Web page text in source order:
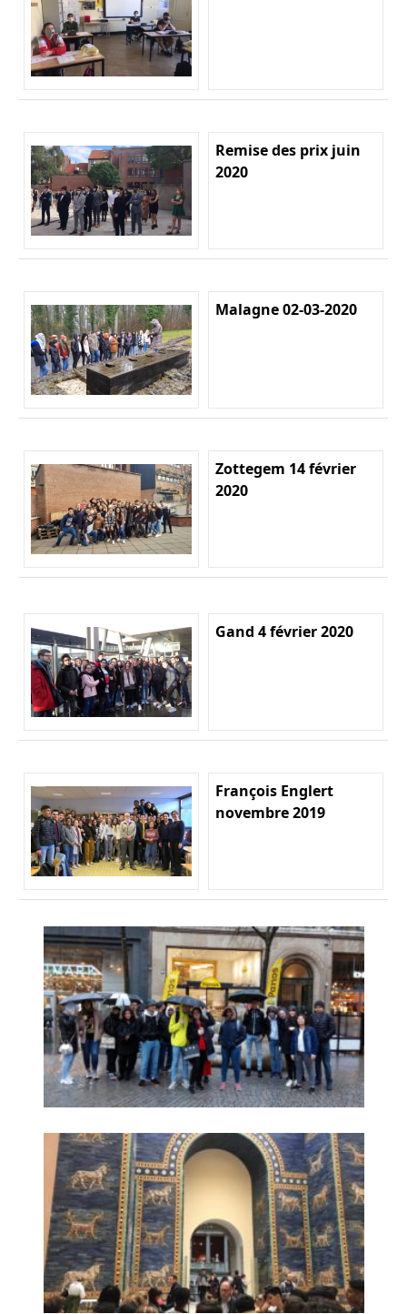
Remise des prix juin
2020
Malagne 02-03-2020
Zottegem 14 février
2020
Gand 4 février 2020
François Englert
novembre 2019